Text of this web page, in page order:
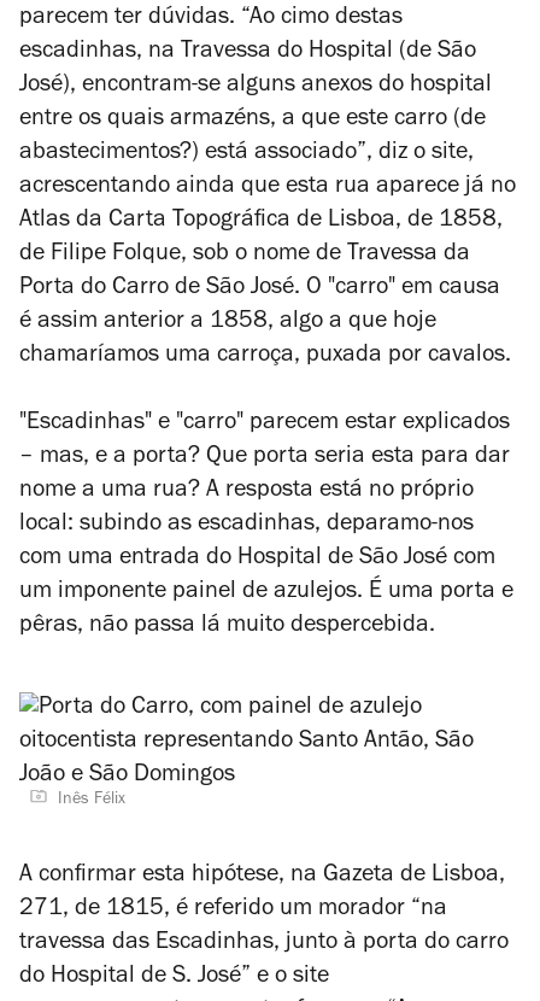
parecem ter dúvidas.
“Ao cimo destas
escadinhas, na Travessa do Hospital (de São
José), encontram-se alguns anexos do hospital
entre os quais armazéns, a que este carro (de
abastecimentos?) está associado”, diz o site,
acrescentando ainda que esta rua aparece já no
Atlas da Carta Topográfica de Lisboa, de 1858,
de Filipe Folque, sob o nome de Travessa da
Porta do Carro de São José. O "carro" em causa
é assim anterior a 1858, algo a que hoje
chamaríamos uma carroça, puxada por cavalos.
"Escadinhas" e "carro" parecem estar explicados
– mas, e a porta? Que porta seria esta para dar
nome a uma rua? A resposta está no próprio
local: subindo as escadinhas, deparamo-nos
com uma entrada do Hospital de São José com
um imponente painel de azulejos. É uma porta e
pêras, não passa lá muito despercebida.
Inês Félix
A confirmar esta hipótese, na Gazeta de Lisboa,
271, de 1815, é referido um morador “na
travessa das Escadinhas, junto à porta do carro
do Hospital de S. José” e o site